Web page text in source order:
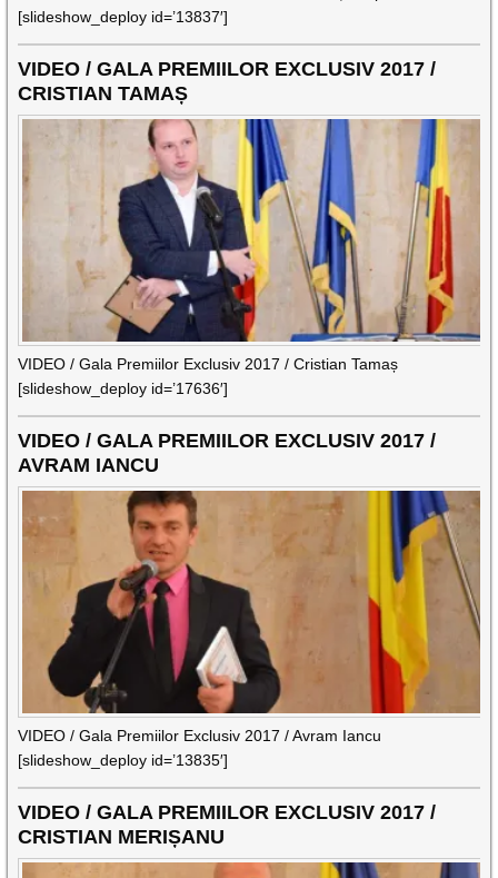
[slideshow_deploy id=’13837′]
VIDEO / GALA PREMIILOR EXCLUSIV 2017 /
CRISTIAN TAMAȘ
VIDEO / Gala Premiilor Exclusiv 2017 / Cristian Tamaș
[slideshow_deploy id=’17636′]
VIDEO / GALA PREMIILOR EXCLUSIV 2017 /
AVRAM IANCU
VIDEO / Gala Premiilor Exclusiv 2017 / Avram Iancu
[slideshow_deploy id=’13835′]
VIDEO / GALA PREMIILOR EXCLUSIV 2017 /
CRISTIAN MERIȘANU